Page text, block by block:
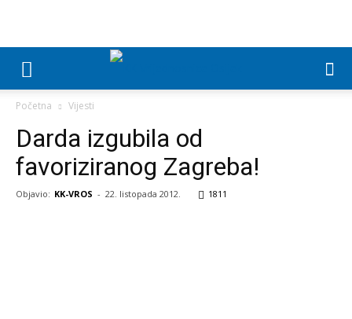
Početna Vijesti
Darda izgubila od
favoriziranog Zagreba!
Objavio: KK-VROS - 22. listopada 2012. 1811